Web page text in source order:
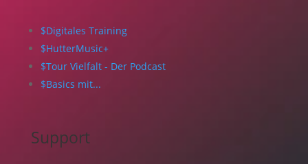
$Digitales Training
$HutterMusic+
$Tour Vielfalt - Der Podcast
$Basics mit...
Support